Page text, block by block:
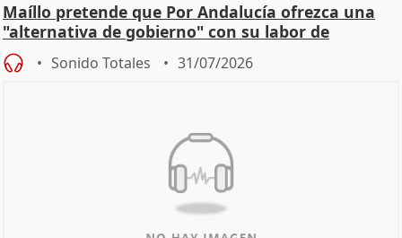
Maíllo pretende que Por Andalucía ofrezca una
"alternativa de gobierno" con su labor de
oposición
Sonido Totales 31/07/2026